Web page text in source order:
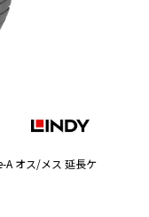
A オス/メス 延長ケ